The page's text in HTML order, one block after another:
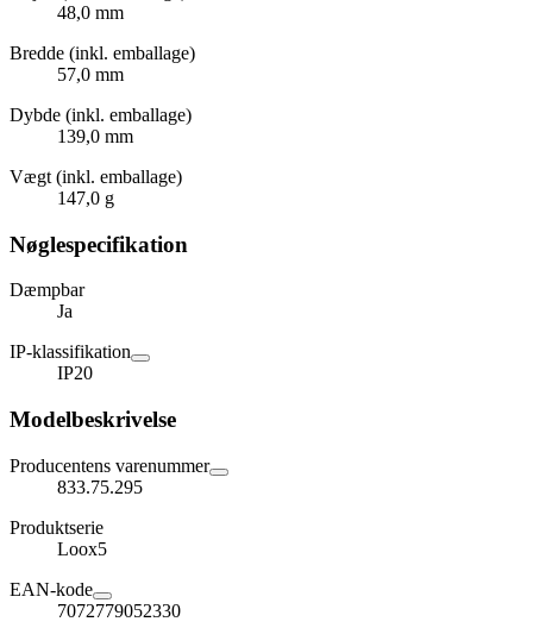
48,0 mm
Bredde (inkl. emballage)
57,0 mm
Dybde (inkl. emballage)
139,0 mm
Vægt (inkl. emballage)
147,0 g
Nøglespecifikation
Dæmpbar
Ja
IP-klassifikation
IP20
Modelbeskrivelse
Producentens varenummer
833.75.295
Produktserie
Loox5
EAN-kode
7072779052330